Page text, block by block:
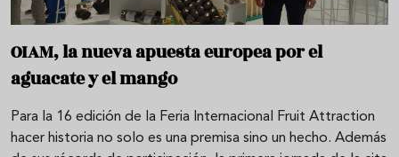
OIAM, la nueva apuesta europea por el
aguacate y el mango
Para la 16 edición de la Feria Internacional Fruit Attraction
hacer historia no solo es una premisa sino un hecho. Además